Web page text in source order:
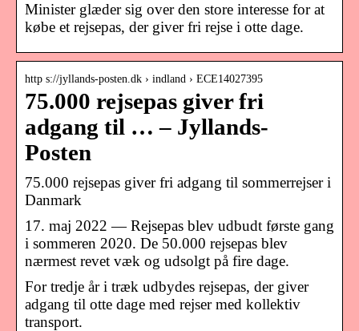
Minister glæder sig over den store interesse for at
købe et rejsepas, der giver fri rejse i otte dage.
http s://jyllands-posten.dk › indland › ECE14027395
75.000 rejsepas giver fri
adgang til … – Jyllands-
Posten
75.000 rejsepas giver fri adgang til sommerrejser i
Danmark
17. maj 2022 — Rejsepas blev udbudt første gang
i sommeren 2020. De 50.000 rejsepas blev
nærmest revet væk og udsolgt på fire dage.
For tredje år i træk udbydes rejsepas, der giver
adgang til otte dage med rejser med kollektiv
transport.